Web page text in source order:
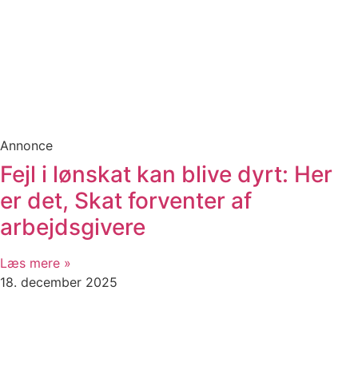
Annonce
Fejl i lønskat kan blive dyrt: Her
er det, Skat forventer af
arbejdsgivere
Læs mere »
18. december 2025